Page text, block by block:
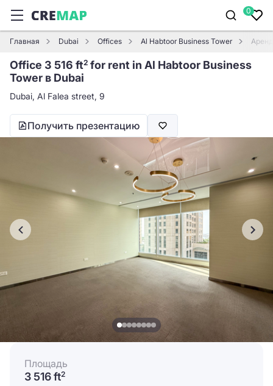
0
Главная Dubai Offices Al Habtoor Business Tower
Office 3 516 ft2 for rent in Al Habtoor Business
Tower в Dubai
Dubai, Al Falea street, 9
Получить презентацию
Площадь
3 516 ft2